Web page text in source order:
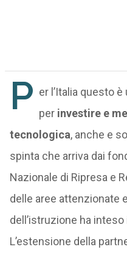
P er l’Italia questo
per investire e
tecnologica, anche e
spinta che arriva dai
Nazionale di Ripresa e
delle aree attenzionate
dell’istruzione ha
L’estensione della